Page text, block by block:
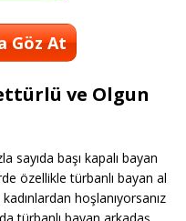
Göz At
ve Olgun
sayıda başı kapalı bayan
özellikle türbanlı bayan al
hoşlanıyorsanız